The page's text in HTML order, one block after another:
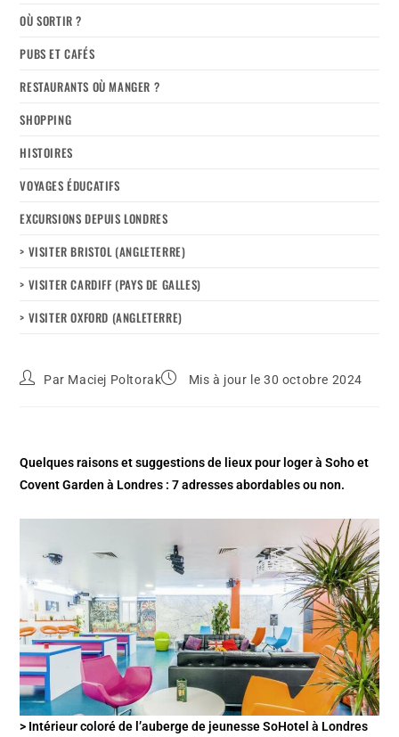
OÙ SORTIR ?
PUBS ET CAFÉS
RESTAURANTS OÙ MANGER ?
SHOPPING
HISTOIRES
VOYAGES ÉDUCATIFS
EXCURSIONS DEPUIS LONDRES
> VISITER BRISTOL (ANGLETERRE)
> VISITER CARDIFF (PAYS DE GALLES)
> VISITER OXFORD (ANGLETERRE)
Par Maciej Poltorak Mis à jour le 30 octobre 2024
Quelques raisons et suggestions de lieux pour loger à Soho et
Covent Garden à Londres : 7 adresses abordables ou non.
> Intérieur coloré de l’auberge de jeunesse SoHotel à Londres